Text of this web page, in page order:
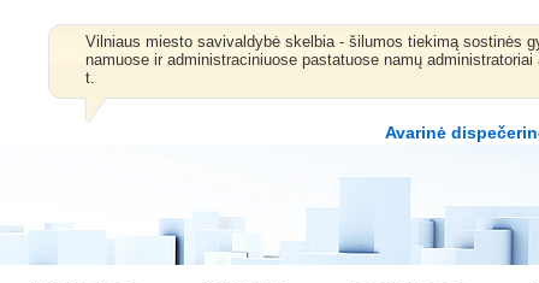
Vilniaus miesto savivaldybė skelbia - šilumos tiekimą sostinės
namuose ir administraciniuose pastatuose namų
t.
Avarinė